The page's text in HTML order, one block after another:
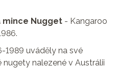
mince Nugget - Kangaroo
1989 uváděly na své
nugety nalezené v Austrálii